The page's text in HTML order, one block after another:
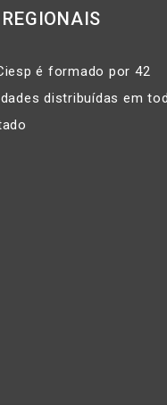
REGIONAIS
é formado por 42
distribuídas em